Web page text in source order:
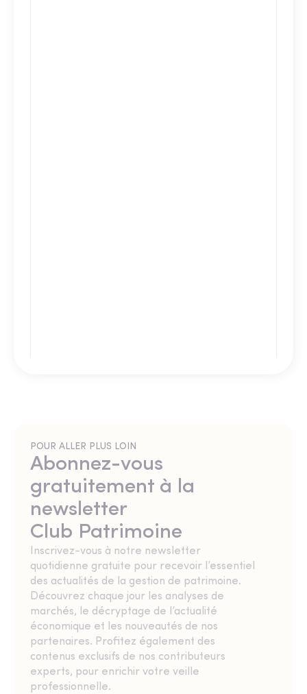
POUR ALLER PLUS LOIN
Abonnez-vous
gratuitement à la
newsletter
Club Patrimoine
Inscrivez-vous à notre newsletter
quotidienne gratuite pour recevoir l’essentiel
des actualités de la gestion de patrimoine.
Découvrez chaque jour les analyses de
marchés, le décryptage de l’actualité
économique et les nouveautés de nos
partenaires. Profitez également des
contenus exclusifs de nos contributeurs
experts, pour enrichir votre veille
professionnelle.